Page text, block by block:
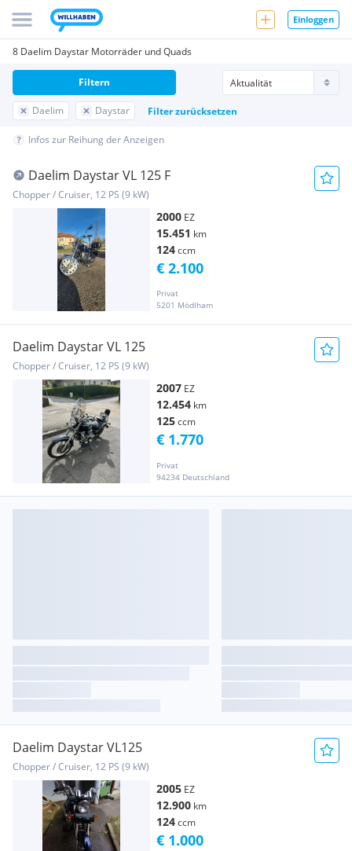
Einloggen
8 Daelim Daystar Motorräder und Quads
Daelim Daystar Filter zurücksetzen
Filtern
Infos zur Reihung der Anzeigen
Daelim Daystar VL 125 F
Chopper / Cruiser, 12 PS (9 kW)
2000 EZ
15.451 km
124ccm
Privat
5201 Mödlham
€ 2.100
Daelim Daystar VL 125
Chopper / Cruiser, 12 PS (9 kW)
2007 EZ
12.454 km
125ccm
Privat
94234 Deutschland
€ 1.770
Daelim Daystar VL125
Chopper / Cruiser, 12 PS (9 kW)
2005 EZ
12.900 km
124ccm
€ 1.000